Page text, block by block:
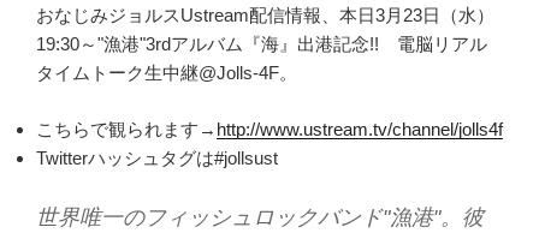
おなじみジョルスUstream配信情報、本日3月23日（水）
19:30～"漁港"3rdアルバム『海』出港記念!! 電脳リアル
タイムトーク生中継@Jolls-4F。
こちらで観られます→ http://www.ustream.tv/channel/jolls4f
Twitterハッシュタグは#jollsust
世界唯一のフィッシュロックバンド"漁港"。彼